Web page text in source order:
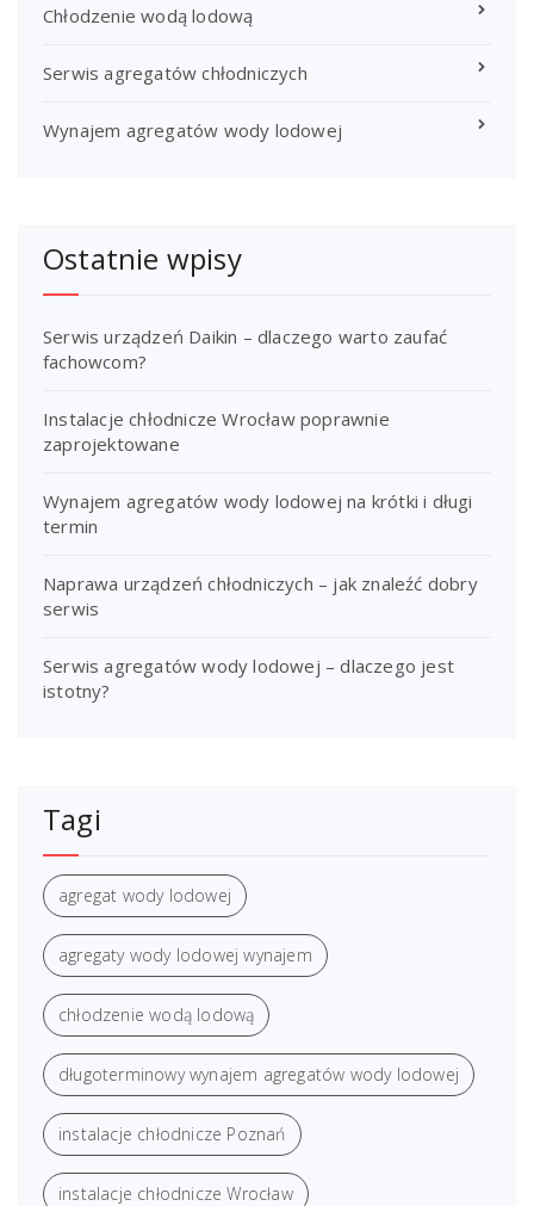
Chłodzenie wodą lodową
Serwis agregatów chłodniczych
Wynajem agregatów wody lodowej
Ostatnie wpisy
Serwis urządzeń Daikin – dlaczego warto zaufać
fachowcom?
Instalacje chłodnicze Wrocław poprawnie
zaprojektowane
Wynajem agregatów wody lodowej na krótki i długi
termin
Naprawa urządzeń chłodniczych – jak znaleźć dobry
serwis
Serwis agregatów wody lodowej – dlaczego jest
istotny?
Tagi
agregat wody lodowej
agregaty wody lodowej wynajem
chłodzenie wodą lodową
długoterminowy wynajem agregatów wody lodowej
instalacje chłodnicze Poznań
instalacje chłodnicze Wrocław